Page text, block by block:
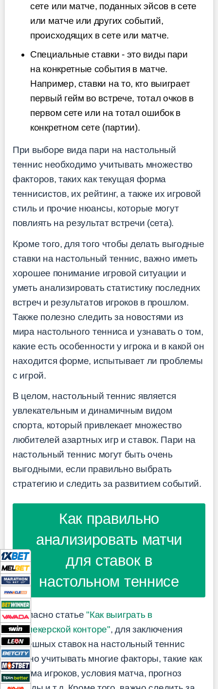
сете или матче, поданных эйсов в сете
или матче или других событий,
происходящих в сете или матче.
Специальные ставки - это виды пари
на конкретные события в матче.
Например, ставки на то, кто выиграет
первый гейм во встрече, тотал очков в
первом сете или на тотал ошибок в
конкретном сете (партии).
При выборе вида пари на настольный
теннис необходимо учитывать множество
факторов, таких как текущая форма
теннисистов, их рейтинг, а также их игровой
стиль и прочие нюансы, которые могут
повлиять на результат встречи (сета).
Кроме того, для того чтобы делать выгодные
ставки на настольный теннис, важно иметь
хорошее понимание игровой ситуации и
уметь анализировать статистику последних
встреч и результатов игроков в прошлом.
Также полезно следить за новостями из
мира настольного тенниса и узнавать о том,
какие есть особенности у игрока и в какой он
находится форме, испытывает ли проблемы
с игрой.
В целом, настольный теннис является
увлекательным и динамичным видом
спорта, который привлекает множество
любителей азартных игр и ставок. Пари на
настольный теннис могут быть очень
выгодными, если правильно выбрать
стратегию и следить за развитием событий.
Как правильно
анализировать матчи
для ставок в
настольном теннисе
Согласно статье"Как выиграть в
букмекерской конторе", для заключения
успешных ставок на настольный теннис
нужно учитывать многие факторы, такие как
форма игроков, условия матча, прогноз